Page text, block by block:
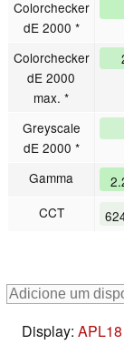
Colorchecker
dE 2000 *
Colorchecker
dE 2000
max. *
Greyscale
dE 2000 *
Gamma
CCT
Display: